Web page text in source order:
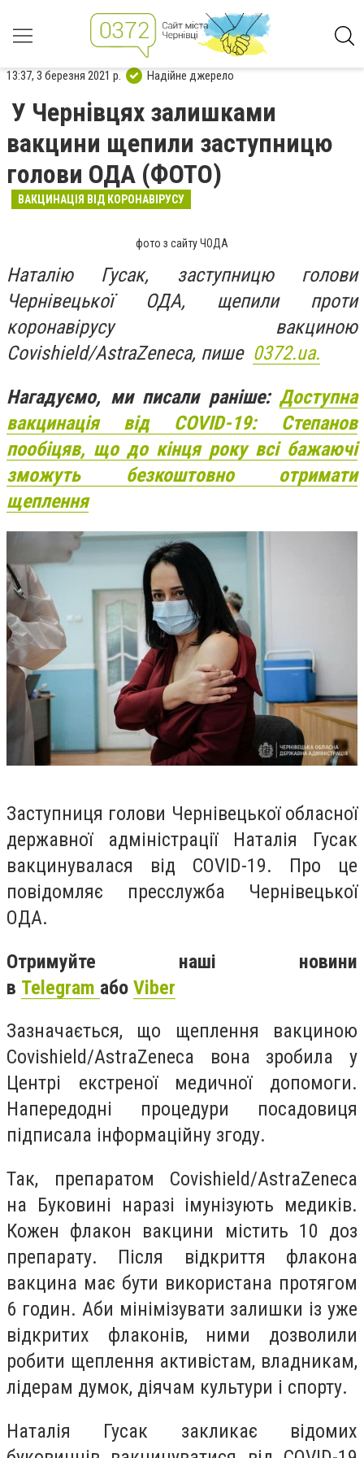
13:37, 3 березня 2021 р. Надійне джерело
У Чернівцях залишками
вакцини щепили заступницю
голови ОДА (ФОТО)
ВАКЦИНАЦІЯ ВІД КОРОНАВІРУСУ
фото з сайту ЧОДА
Наталію Гусак, заступницю голови
Чернівецької ОДА, щепили проти
коронавірусу вакциною
Covishield/AstraZeneca, пише 0372.ua.
Нагадуємо, ми писали раніше: Доступна
вакцинація від COVID-19: Степанов
пообіцяв, що до кінця року всі бажаючі
зможуть безкоштовно отримати
щеплення
Заступниця голови Чернівецької обласної
державної адміністрації Наталія Гусак
вакцинувалася від COVID-19. Про це
повідомляє пресслужба Чернівецької
ОДА.
Отримуйте наші новини
в Telegram або Viber
Зазначається, що щеплення вакциною
Covishield/AstraZeneca вона зробила у
Центрі екстреної медичної допомоги.
Напередодні процедури посадовиця
підписала інформаційну згоду.
Так, препаратом Covishield/AstraZeneca
на Буковині наразі імунізують медиків.
Кожен флакон вакцини містить 10 доз
препарату. Після відкриття флакона
вакцина має бути використана протягом
6 годин. Аби мінімізувати залишки із уже
відкритих флаконів, ними дозволили
робити щеплення активістам, владникам,
лідерам думок, діячам культури і спорту.
Наталія Гусак закликає відомих